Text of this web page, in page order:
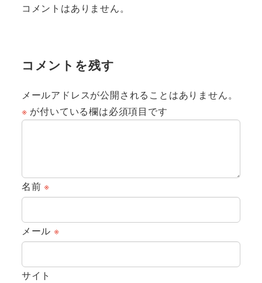
コメントはありません。
コメントを残す
メールアドレスが公開されることはありません。
※ が付いている欄は必須項目です
名前※
メール ※
サイト